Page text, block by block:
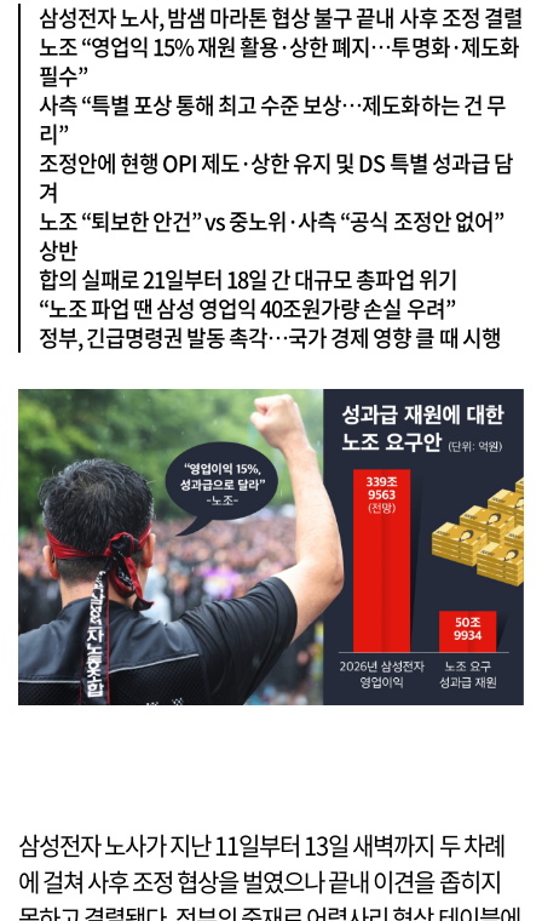
삼성전자 노사, 밤샘 마라톤 협상 불구 끝내 사후 조정 결렬
노조 “영업익 15% 재원 활용·상한 폐지…투명화·제도화
필수”
사측 “특별 포상 통해 최고 수준 보상…제도화하는 건 무
리”
조정안에 현행 OPI 제도·상한 유지 및 DS 특별 성과급 담
겨
노조 “퇴보한 안건” vs 중노위·사측 “공식 조정안 없어”
상반
합의 실패로 21일부터 18일 간 대규모 총파업 위기
“노조 파업 땐 삼성 영업익 40조원가량 손실 우려”
정부, 긴급명령권 발동 촉각…국가 경제 영향 클 때 시행
삼성전자 노사가 지난 11일부터 13일 새벽까지 두 차례
에 걸쳐 사후 조정 협상을 벌였으나 끝내 이견을 좁히지